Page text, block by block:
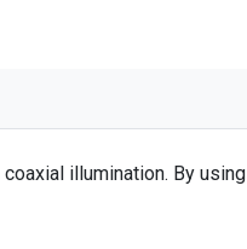
illumination. By using